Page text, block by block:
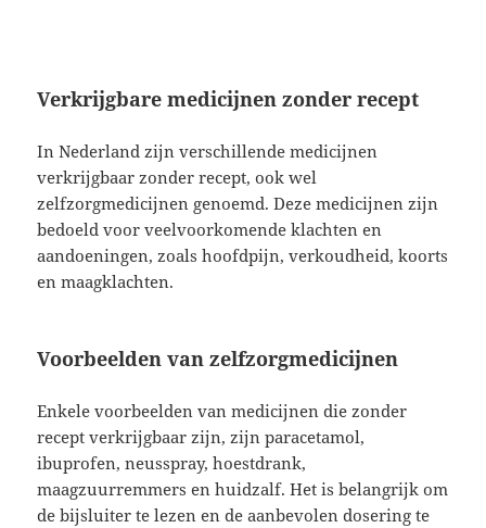
Verkrijgbare medicijnen zonder recept
In Nederland zijn verschillende medicijnen
verkrijgbaar zonder recept, ook wel
zelfzorgmedicijnen genoemd. Deze medicijnen zijn
bedoeld voor veelvoorkomende klachten en
aandoeningen, zoals hoofdpijn, verkoudheid, koorts
en maagklachten.
Voorbeelden van zelfzorgmedicijnen
Enkele voorbeelden van medicijnen die zonder
recept verkrijgbaar zijn, zijn paracetamol,
ibuprofen, neusspray, hoestdrank,
maagzuurremmers en huidzalf. Het is belangrijk om
de bijsluiter te lezen en de aanbevolen dosering te